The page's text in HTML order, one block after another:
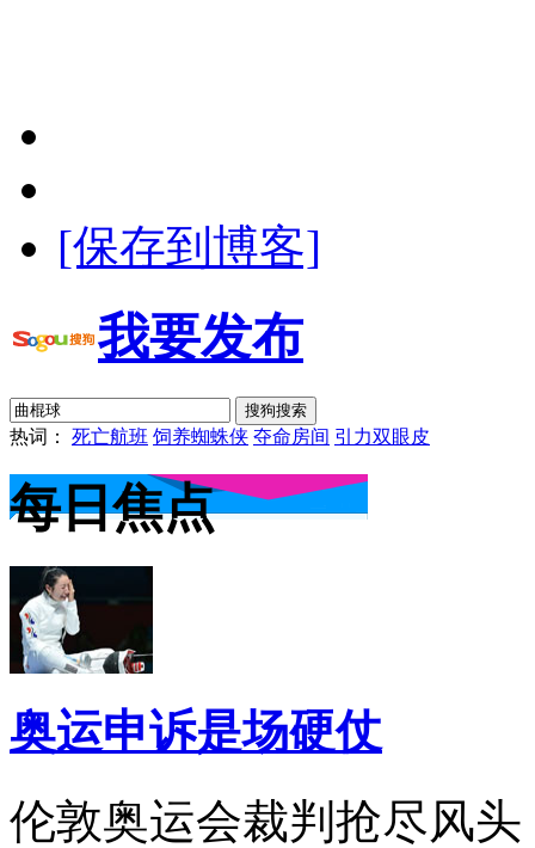
[保存到博客]
我要发布
热词： 死亡航班 饲养蜘蛛侠 夺命房间 引力双眼皮
每日焦点
奥运申诉是场硬仗
伦敦奥运会裁判抢尽风